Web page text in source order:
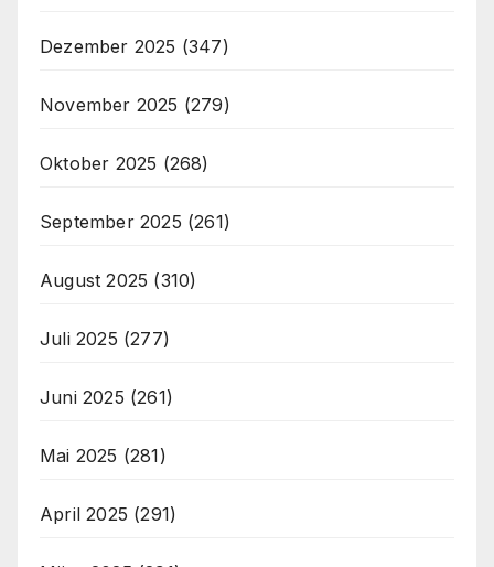
Dezember 2025 (347)
November 2025 (279)
Oktober 2025 (268)
September 2025 (261)
August 2025 (310)
Juli 2025 (277)
Juni 2025 (261)
Mai 2025 (281)
April 2025 (291)